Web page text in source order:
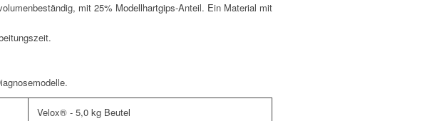
mit 25% Modellhartgips-Anteil. Ein Material mit
Velox® - 5,0 kg Beutel